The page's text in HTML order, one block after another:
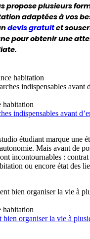
propose plusieurs
adaptées à vos
devis gratuit et
pour obtenir une
habitation
habitation
indispensables avant
étudiant marque une
Mais avant de
incontournables : contrat
ou encore état des
habitation
organiser la vie à